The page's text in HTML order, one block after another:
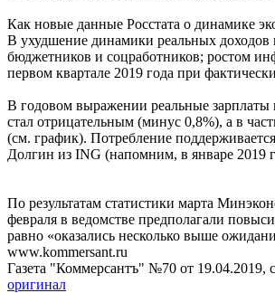
Как новые данные Росстата о динамике
В ухудшение динамики реальных доходов
бюджетников и соцработников; ростом
первом квартале 2019 года при
В годовом выражении реальные зарплаты
стал отрицательным (минус 0,8%), а в
(см. график). Потребление
Долгин из ING (напомним, в январе 2019
По результатам статистики марта
февраля в ведомстве предполагали
равно «оказались несколько выше
www.kommersant.ru
Газета "Коммерсантъ" №70 от 19.04.2019,
оригинал